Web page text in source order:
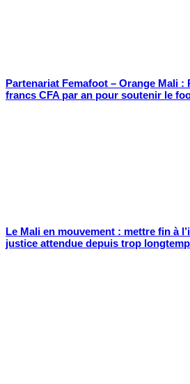
Partenariat Femafoot – Orange Mali :
francs CFA par an pour soutenir le
Le Mali en mouvement : mettre fin à
justice attendue depuis trop